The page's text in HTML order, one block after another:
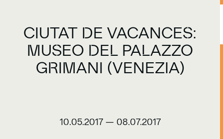
CIUTAT DE VACANCES:
MUSEO DEL PALAZZO
GRIMANI (VENEZIA)
10.05.2017— 08.07.2017